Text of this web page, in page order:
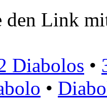
den Link
Diabolos •
•